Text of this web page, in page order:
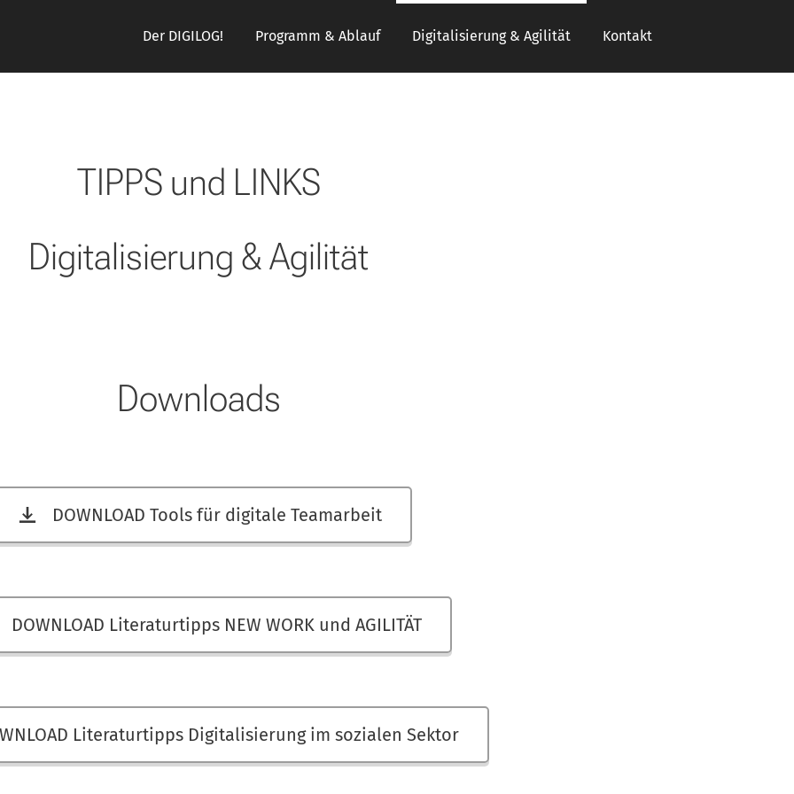
Der DIGILOG! Programm & Ablauf Digitalisierung & Agilität Kontakt
TIPPS und LINKS
Digitalisierung & Agilität
Downloads
DOWNLOAD Tools für digitale Teamarbeit
DOWNLOAD Literaturtipps NEW WORK und AGILITÄT
Literaturtipps Digitalisierung im sozialen Sektor